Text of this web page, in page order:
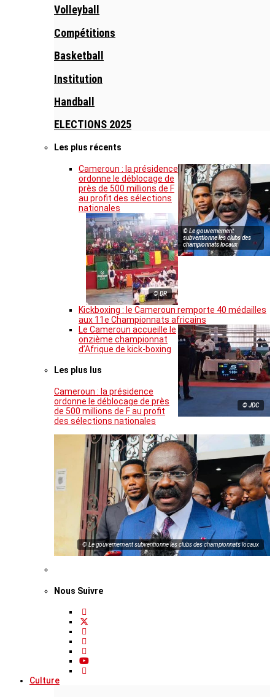
Volleyball
Compétitions
Basketball
Institution
Handball
ELECTIONS 2025
Les plus récents
© Le gouvernement
subventionne les clubs des
championnats locaux
Cameroun : la présidence
ordonne le déblocage de
près de 500 millions de F
au profit des sélections
nationales
© DR
Kickboxing : le Cameroun remporte 40 médailles
aux 11e Championnats africains
© JDC
Le Cameroun accueille le
onzième championnat
d’Afrique de kick-boxing
Les plus lus
Cameroun : la présidence
ordonne le déblocage de près
de 500 millions de F au profit
des sélections nationales
© Le gouvernement subventionne les clubs des championnats locaux
Nous Suivre
Culture